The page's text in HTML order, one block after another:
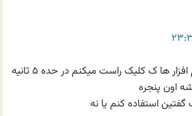
من روی بعضی از نرم افزار ها ک کلیک راست میکنم در حده ۵ ثانیه
اون پنجره
گفتین استفاده کنم یا نه